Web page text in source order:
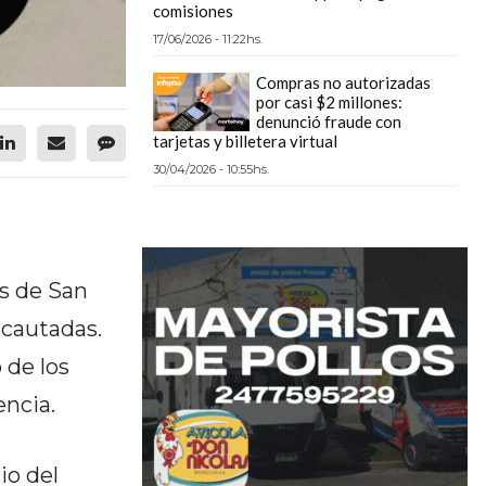
de San
los
del
comisiones
17/06/2026 - 11:22hs.
Compras no autorizadas
por casi $2 millones:
denunció fraude con
tarjetas y billetera virtual
30/04/2026 - 10:55hs.